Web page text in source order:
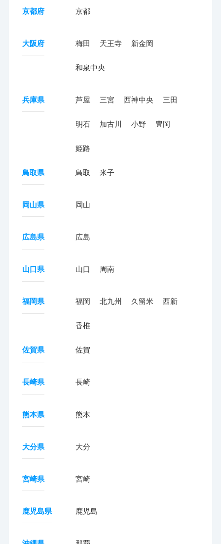
京都府 京都
大阪府 梅田 天王寺 新金岡
和泉中央
兵庫県 芦屋 三宮 西神中央 三田
明石 加古川 小野 豊岡
姫路
鳥取県 鳥取 米子
岡山県 岡山
広島県 広島
山口県 山口 周南
福岡県 福岡 北九州 久留米 西新
香椎
佐賀県 佐賀
長崎県 長崎
熊本県 熊本
大分県 大分
宮崎県 宮崎
鹿児島県 鹿児島